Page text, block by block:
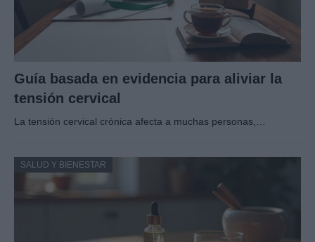
Guía basada en evidencia para aliviar la
tensión cervical
La tensión cervical crónica afecta a muchas personas,…
SALUD Y BIENESTAR